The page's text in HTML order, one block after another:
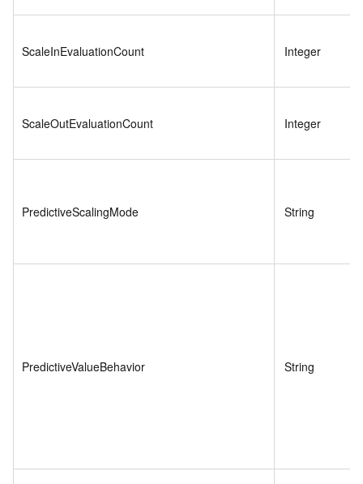
ScaleInEvaluationCount Integer
ScaleOutEvaluationCount Integer
PredictiveScalingMode String
PredictiveValueBehavior String